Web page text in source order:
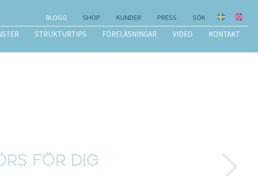
STRUKTURTIPS FÖRELÄSNINGAR VIDEO KONTAKT
BLOGG SHOP KUNDER PRESS SÖK
för dig